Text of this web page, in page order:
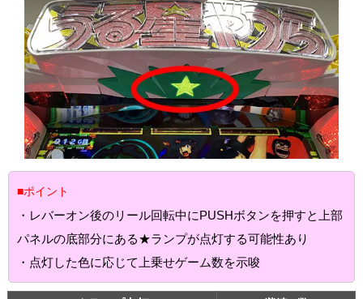
■ポイント
・レバーオン後のリール回転中にPUSHボタンを押すと上部
パネルの底部分にある★ランプが点灯する可能性あり
・点灯した色に応じて上乗せゲーム数を示唆